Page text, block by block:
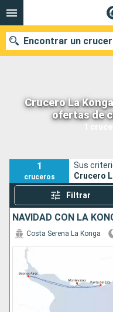
Crucero La
ofertas de
1
Encontrar un
Nuestros destinos
Puertos
1
cruceros
Sus
Crucero
Filtrar
NAVIDAD CON LA
Costa Serena La Konga